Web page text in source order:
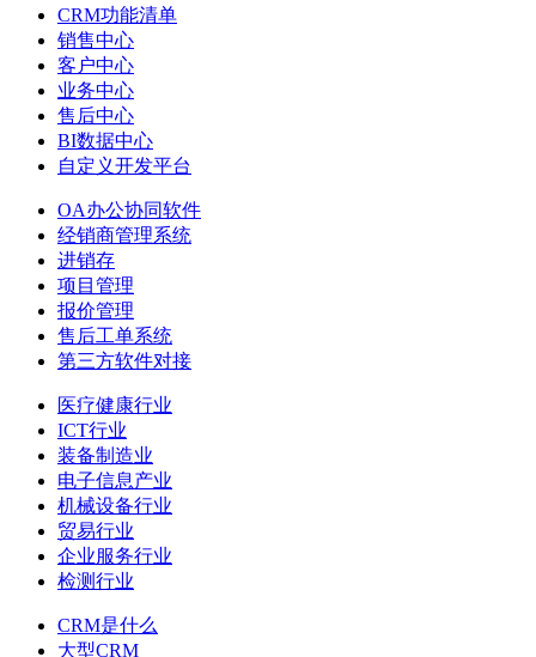
CRM功能清单
销售中心
客户中心
业务中心
售后中心
BI数据中心
自定义开发平台
OA办公协同软件
经销商管理系统
进销存
项目管理
报价管理
售后工单系统
第三方软件对接
医疗健康行业
ICT行业
装备制造业
电子信息产业
机械设备行业
贸易行业
企业服务行业
检测行业
CRM是什么
大型CRM